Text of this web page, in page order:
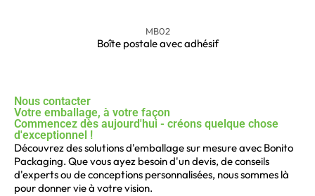
MB02
Boîte postale avec adhésif
Nous contacter
Votre emballage, à votre façon
Commencez dès aujourd'hui - créons quelque chose
d'exceptionnel !
Découvrez des solutions d'emballage sur mesure avec Bonito
Packaging. Que vous ayez besoin d'un devis, de conseils
d'experts ou de conceptions personnalisées, nous sommes là
pour donner vie à votre vision.